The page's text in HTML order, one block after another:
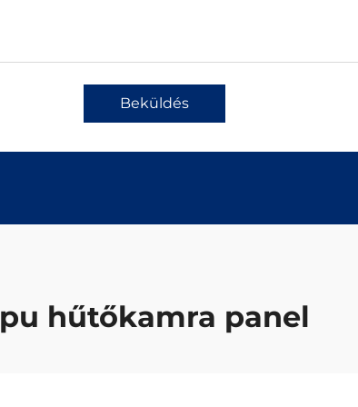
Beküldés
pu hűtőkamra panel